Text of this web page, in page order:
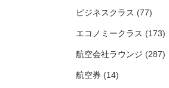
ビジネスクラス (77)
エコノミークラス (173)
航空会社ラウンジ (287)
航空券 (14)